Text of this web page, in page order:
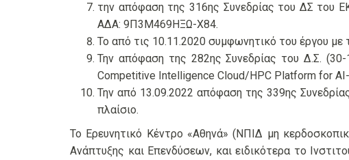
την απόφαση της 316ης Συνεδρίας του ΔΣ του
ΑΔΑ: 9Π3Μ469ΗΞΩ-Χ84.
Το από τις 10.11.2020 συμφωνητικό του έργου
Την απόφαση της 282ης Συνεδρίας του Δ.Σ.
Competitive Intelligence Cloud/HPC Platform for
Την από 13.09.2022 απόφαση της 339ης
πλαίσιο.
Το Ερευνητικό Κέντρο «Αθηνά» (ΝΠΙΔ μη
Ανάπτυξης και Επενδύσεων, και ειδικότερα το